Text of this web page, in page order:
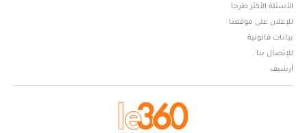
الأسئلة الأكثر طرحا
للإعلان على موقعنا
بيانات قانونية
للإتصال بنا
أرشيف